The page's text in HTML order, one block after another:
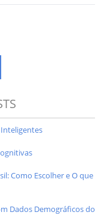
Como Escolher e O que
Dados Demográficos do